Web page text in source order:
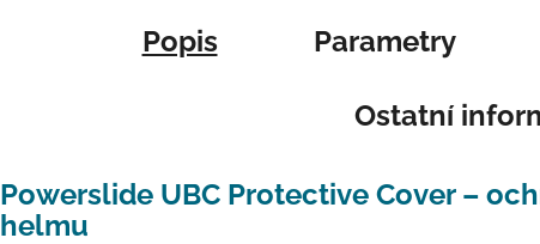
Popis Parametry
Ostatní
Powerslide UBC Protective Cover –
helmu